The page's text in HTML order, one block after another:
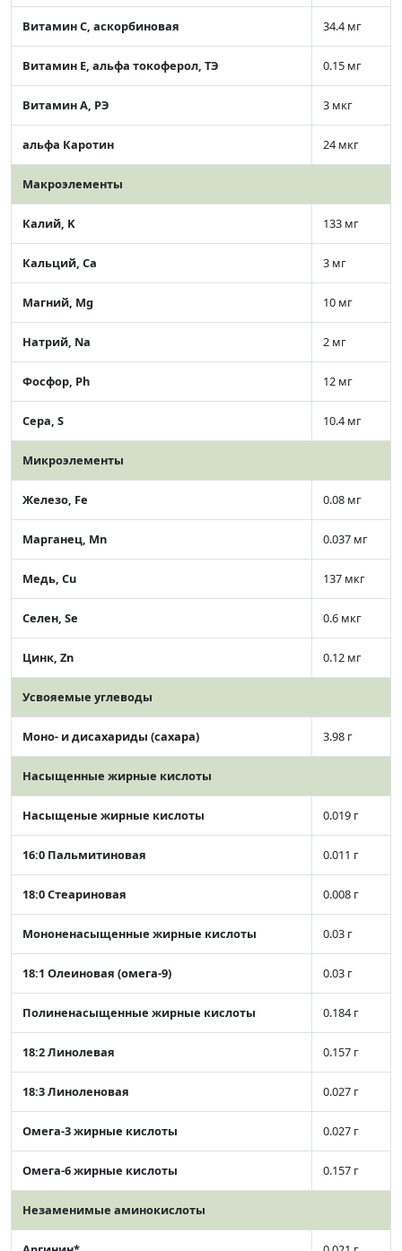
Витамин C, аскорбиновая 34.4 мг
Витамин Е, альфа токоферол, ТЭ 0.15 мг
Витамин А, РЭ 3 мкг
альфа Каротин 24 мкг
Макроэлементы
Калий, K 133 мг
Кальций, Ca 3 мг
Магний, Mg 10 мг
Натрий, Na 2 мг
Фосфор, Ph 12 мг
Сера, S 10.4 мг
Микроэлементы
Железо, Fe 0.08 мг
Марганец, Mn 0.037 мг
Медь, Cu 137 мкг
Селен, Se 0.6 мкг
Цинк, Zn 0.12 мг
Усвояемые углеводы
Моно- и дисахариды (сахара) 3.98 г
Насыщенные жирные кислоты
Насыщеные жирные кислоты 0.019 г
16:0 Пальмитиновая 0.011 г
18:0 Стеариновая 0.008 г
Мононенасыщенные жирные кислоты 0.03 г
18:1 Олеиновая (омега-9) 0.03 г
Полиненасыщенные жирные кислоты 0.184 г
18:2 Линолевая 0.157 г
18:3 Линоленовая 0.027 г
Омега-3 жирные кислоты 0.027 г
Омега-6 жирные кислоты 0.157 г
Незаменимые аминокислоты